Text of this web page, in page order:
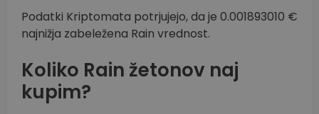
Podatki Kriptomata potrjujejo, da je 0.001893010 €
najnižja zabeležena Rain vrednost.
Koliko Rain žetonov naj
kupim?